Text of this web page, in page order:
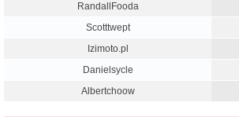
RandallFooda
Scotttwept
Izimoto.pl
Danielsycle
Albertchoow